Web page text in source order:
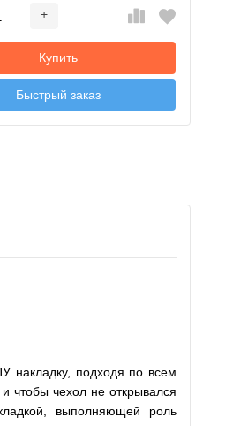
+
Купить
Быстрый заказ
накладку, подходя по всем
чтобы чехол не открывался
выполняющей роль